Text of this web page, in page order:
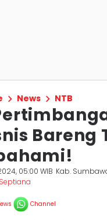
News NTB
Bareng
05:00 WIB Kab.
Channel